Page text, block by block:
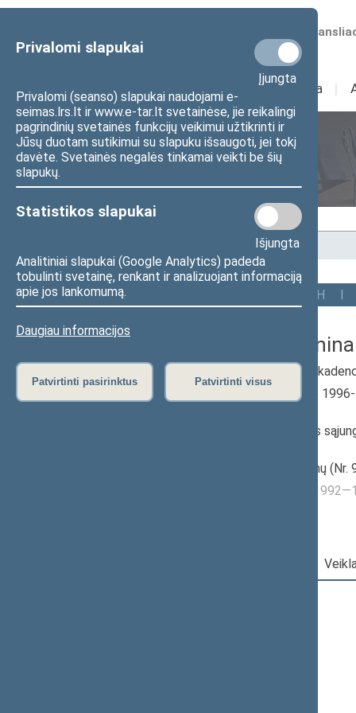
Privalomi slapukai
Įjungta
Privalomi (seanso) slapukai naudojami e-
seimas.lrs.lt ir www.e-tar.lt svetainėse, jie reikalingi
pagrindinių svetainės funkcijų veikimui užtikrinti ir
Jūsų duotam sutikimui su slapuku išsaugoti, jei tokį
davėte. Svetainės negalės tinkamai veikti be šių
slapukų.
Statistikos slapukai
Išjungta
Analitiniai slapukai (Google Analytics) padeda
tobulinti svetainę, renkant ir analizuojant informaciją
apie jos lankomumą.
Daugiau informacijos
Patvirtinti pasirinktus Patvirtinti visus
Numatomos
Sudėtis Veikla I
Seimo nariai
Visi H I
Elvyra
1996–2000 m.
Seimo narė nuo
Iškėlė: Tėvynės
Išrinkta: Lazdynų (Nr.
Buvo išrinkta į